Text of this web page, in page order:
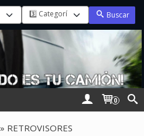
Buscar
0
» RETROVISORES